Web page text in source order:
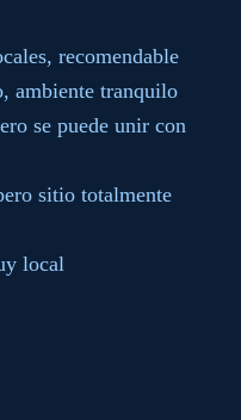
recomendable
ambiente tranquilo
se puede unir con
sitio totalmente
local